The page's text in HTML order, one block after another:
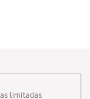
limitadas